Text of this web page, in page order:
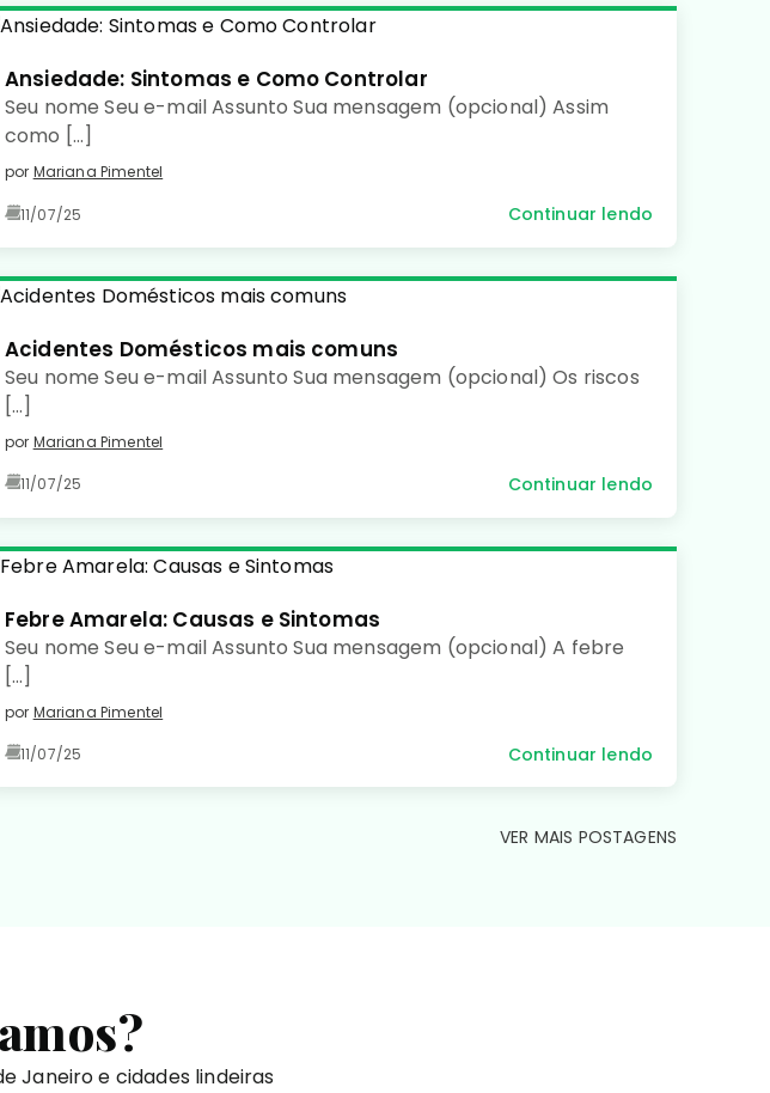
Ansiedade: Sintomas e Como Controlar
Seu nome Seu e-mail Assunto Sua mensagem (opcional) Assim
como […]
por Mariana Pimentel
11/07/25 Continuar lendo
Acidentes Domésticos mais comuns
Seu nome Seu e-mail Assunto Sua mensagem (opcional) Os riscos
[…]
por Mariana Pimentel
11/07/25 Continuar lendo
Febre Amarela: Causas e Sintomas
Seu nome Seu e-mail Assunto Sua mensagem (opcional) A febre
[…]
por Mariana Pimentel
11/07/25 Continuar lendo
VER MAIS POSTAGENS
Janeiro e cidades lindeiras